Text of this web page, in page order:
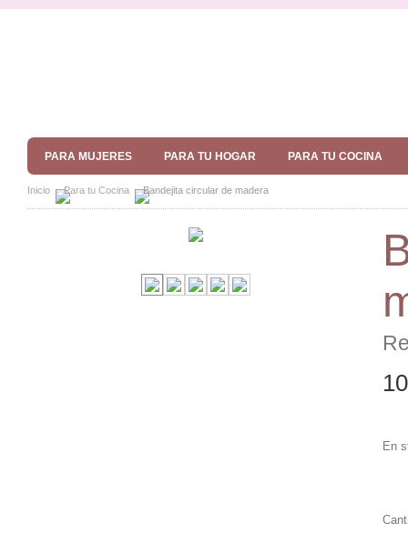
PARA MUJERES PARA TU HOGAR PARA TU COCINA
Inicio Para tu Cocina Bandejita circular de madera
En